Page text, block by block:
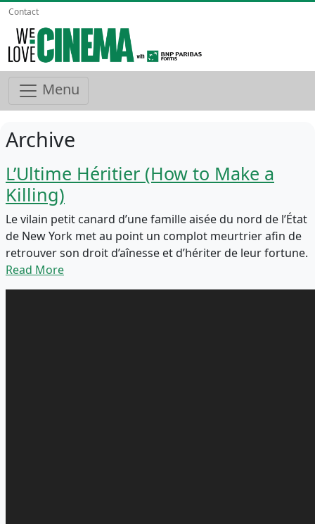
Contact
Menu
Archive
L’Ultime Héritier (How to Make a
Killing)
Le vilain petit canard d’une famille aisée du nord de l’État
de New York met au point un complot meurtrier afin de
retrouver son droit d’aînesse et d’hériter de leur fortune.
Read More